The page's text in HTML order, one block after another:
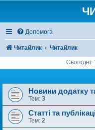
Допомога
Читайлик Читайлик
Новини додатку
Тем: 3
Статті та
Тем: 2